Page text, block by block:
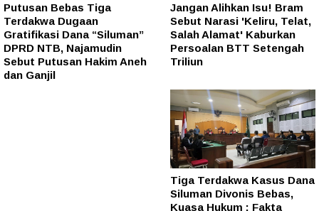
Putusan Bebas Tiga
Terdakwa Dugaan
Gratifikasi Dana “Siluman”
DPRD NTB, Najamudin
Sebut Putusan Hakim Aneh
dan Ganjil
Jangan Alihkan Isu! Bram
Sebut Narasi 'Keliru, Telat,
Salah Alamat' Kaburkan
Persoalan BTT Setengah
Triliun
Tiga Terdakwa Kasus Dana
Siluman Divonis Bebas,
Kuasa Hukum : Fakta